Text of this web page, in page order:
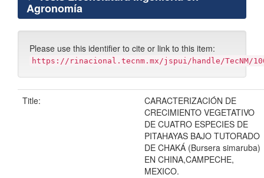
Agronomía
Please use this identifier to cite or link to this item:
https://rinacional.tecnm.mx/jspui/handle/TecNM/
Title:
CARACTERIZACIÓN DE
CRECIMIENTO VEGETATIVO
DE CUATRO ESPECIES DE
PITAHAYAS BAJO TUTORADO
DE CHAKÁ (Bursera simaruba)
EN CHINA,CAMPECHE,
MEXICO.